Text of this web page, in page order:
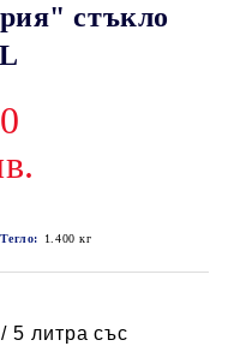
стъкло
Тегло: 1.400 кг
5 литра със